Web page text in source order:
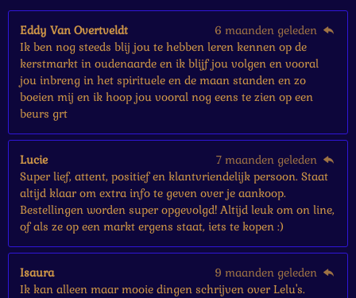
r
Eddy Van Overtveldt
6 maanden geleden
Ik ben nog steeds blij jou te hebben leren kennen op de
kerstmarkt in oudenaarde en ik blijf jou volgen en vooral
jou inbreng in het spirituele en de maan standen en zo
boeien mij en ik hoop jou vooral nog eens te zien op een
beurs grt
Lucie
7 maanden geleden
Super lief, attent, positief en klantvriendelijk persoon. Staat
altijd klaar om extra info te geven over je aankoop.
Bestellingen worden super opgevolgd! Altijd leuk om on line,
of als ze op een markt ergens staat, iets te kopen :)
Isaura
9 maanden geleden
Ik kan alleen maar mooie dingen schrijven over Lelu's.